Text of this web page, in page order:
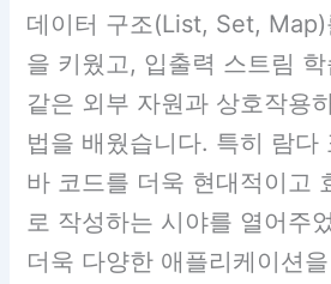
데이터 구조(List, Set, Map)
을 키웠고, 입출력 스트림
같은 외부 자원과 상호작용
법을 배웠습니다. 특히 람다
바 코드를 더욱 현대적이고
로 작성하는 시야를 열어주
더욱 다양한 애플리케이션